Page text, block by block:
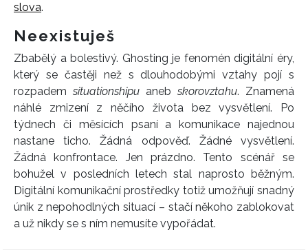
slova.
Neexistuješ
Zbabělý a bolestivý. Ghosting je fenomén digitální éry,
který se častěji než s dlouhodobými vztahy pojí s
rozpademsituationshipu anebskorovztahu. Znamená
náhlé zmizení z něčího života bez vysvětlení. Po
týdnech či měsících psaní a komunikace najednou
nastane ticho. Žádná odpověď. Žádné vysvětlení.
Žádná konfrontace. Jen prázdno. Tento scénář se
bohužel v posledních letech stal naprosto běžným.
Digitální komunikační prostředky totiž umožňují snadný
únik z nepohodlných situací – stačí někoho zablokovat
a už nikdy se s ním nemusíte vypořádat.